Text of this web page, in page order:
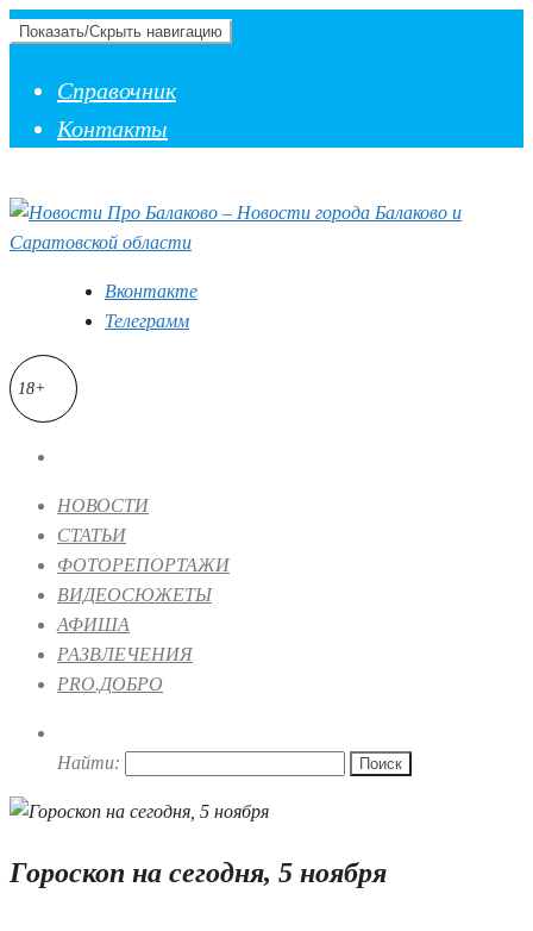
Показать/Скрыть навигацию
Справочник
Контакты
Вконтакте
Телеграмм
18+
НОВОСТИ
СТАТЬИ
ФОТОРЕПОРТАЖИ
ВИДЕОСЮЖЕТЫ
АФИША
РАЗВЛЕЧЕНИЯ
PRO.ДОБРО
Найти:
Гороскоп на сегодня, 5 ноября